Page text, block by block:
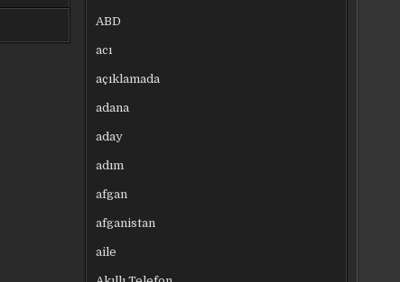
ABD
acı
açıklamada
adana
aday
adım
afgan
afganistan
aile